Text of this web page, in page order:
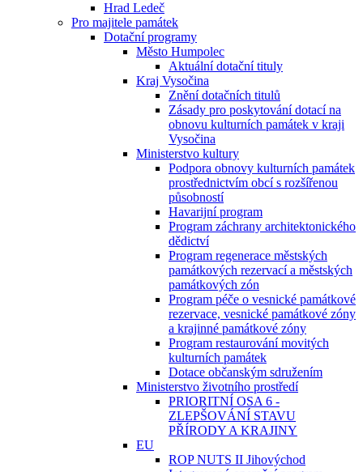
Hrad Ledeč
Pro majitele památek
Dotační programy
Město Humpolec
Aktuální dotační tituly
Kraj Vysočina
Znění dotačních titulů
Zásady pro poskytování dotací na
obnovu kulturních památek v kraji
Vysočina
Ministerstvo kultury
Podpora obnovy kulturních památek
prostřednictvím obcí s rozšířenou
působností
Havarijní program
Program záchrany architektonického
dědictví
Program regenerace městských
památkových rezervací a městských
památkových zón
Program péče o vesnické památkové
rezervace, vesnické památkové zóny
a krajinné památkové zóny
Program restaurování movitých
kulturních památek
Dotace občanským sdružením
Ministerstvo životního prostředí
PRIORITNÍ OSA 6 -
ZLEPŠOVÁNÍ STAVU
PŘÍRODY A KRAJINY
EU
ROP NUTS II Jihovýchod